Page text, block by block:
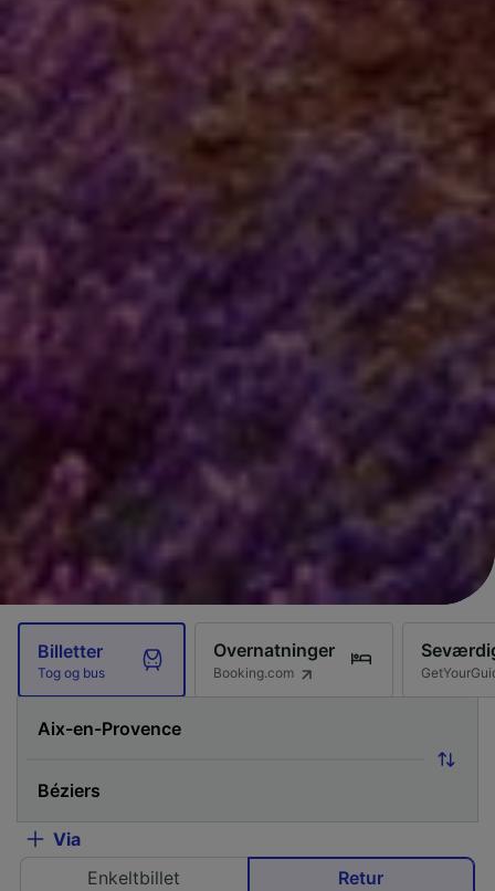
Billetter
Tog og bus
Overnatninger
Booking.com
Via
Enkeltbillet
Retur